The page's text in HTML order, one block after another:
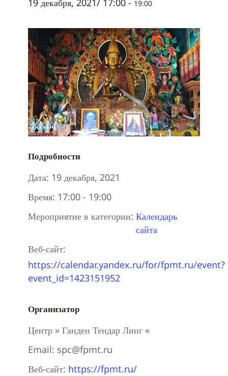
19:00
Подробности
Дата: 19 декабря, 2021
Время: 17:00 - 19:00
Мероприятие в категории: Календарь
сайта
Веб-сайт:
https://calendar.yandex.ru/for/fpmt.ru/event?
event_id=1423151952
Организатор
Центр » Ганден Тендар Линг «
Email: spc@fpmt.ru
Веб-сайт: https://fpmt.ru/